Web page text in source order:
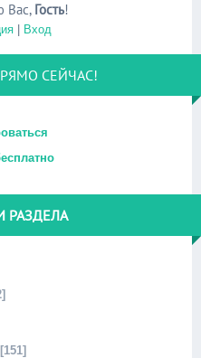
Вас, Гость!
| Вход
СЕЙЧАС!
РАЗДЕЛА
[151]